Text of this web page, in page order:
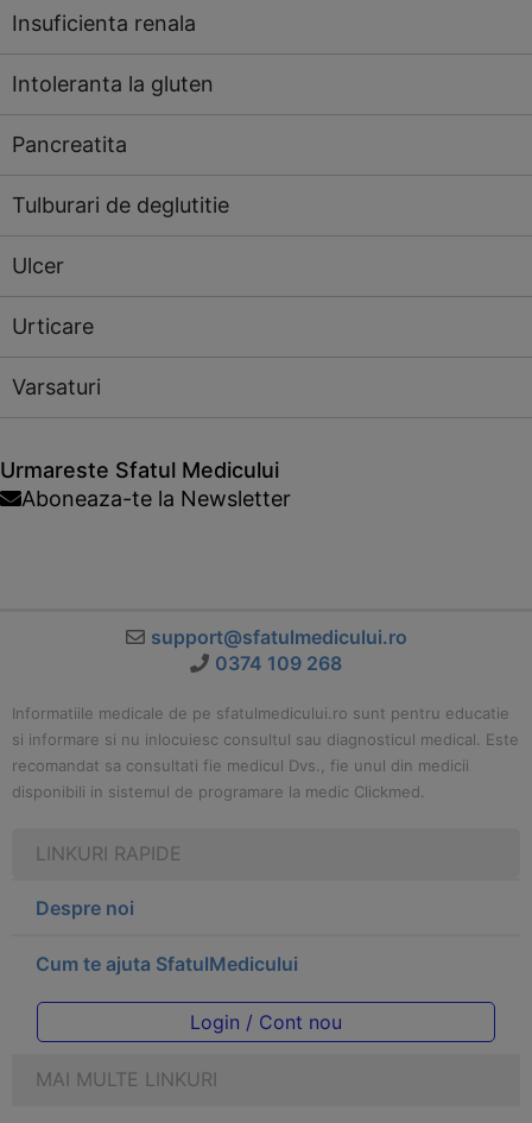
Insuficienta renala
Intoleranta la gluten
Pancreatita
Tulburari de deglutitie
Ulcer
Urticare
Varsaturi
Urmareste Sfatul Medicului
Aboneaza-te la Newsletter
support@sfatulmedicului.ro
0374 109 268
Informatiile medicale de pe sfatulmedicului.ro sunt pentru educatie
si informare si nu inlocuiesc consultul sau diagnosticul medical. Este
recomandat sa consultati fie medicul Dvs., fie unul din medicii
disponibili in sistemul de programare la medic Clickmed.
LINKURI RAPIDE
Despre noi
Cum te ajuta SfatulMedicului
Login / Cont nou
MAI MULTE LINKURI